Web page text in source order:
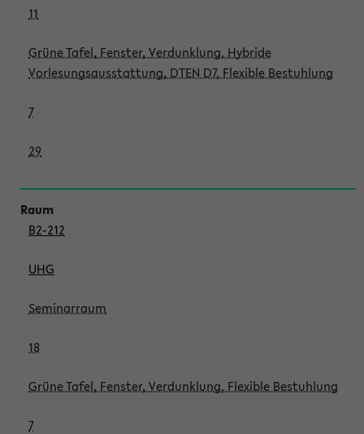
11
Grüne Tafel, Fenster, Verdunklung, Hybride
Vorlesungsausstattung, DTEN D7, Flexible Bestuhlung
7
29
B2-212
UHG
Seminarraum
18
Grüne Tafel, Fenster, Verdunklung, Flexible Bestuhlung
7